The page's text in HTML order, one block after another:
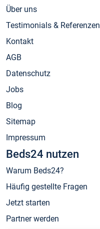
Über uns
Testimonials & Referenzen
Kontakt
AGB
Datenschutz
Jobs
Blog
Sitemap
Impressum
Beds24 nutzen
Warum Beds24?
Häufig gestellte Fragen
Jetzt starten
Partner werden